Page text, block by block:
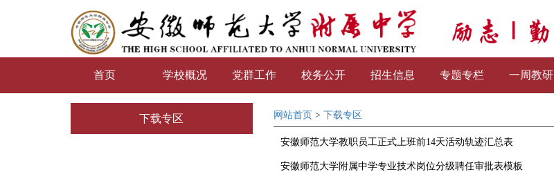
首页 学校概况 党群工作 校务公开 招生信息 专题专栏 一周教研
下载专区 网站首页 > 下载专区
安徽师范大学教职员工正式上班前14天活动轨迹汇总表
安徽师范大学附属中学专业技术岗位分级聘任审批表模板